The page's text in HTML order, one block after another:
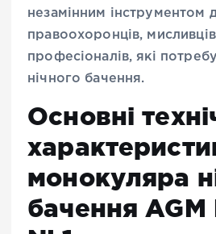
незамінним інструментом
правоохоронців,
професіоналів, які
нічного бачення.
Основні
монокуляра
бачення AGM